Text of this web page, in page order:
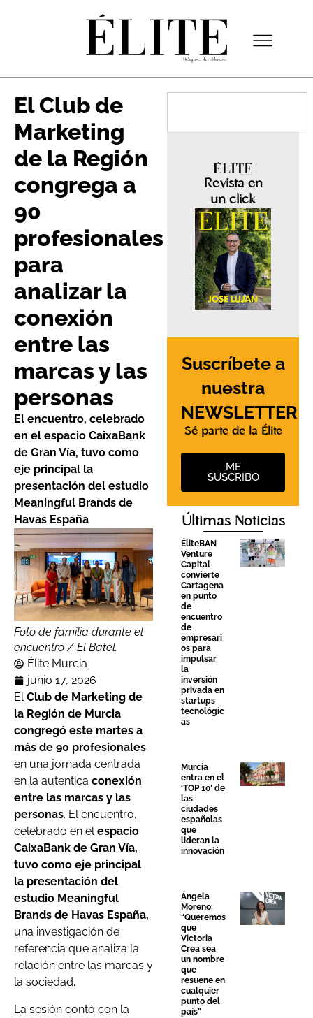
El Club de
Marketing
de la Región
congrega a
90
profesionales
para
analizar la
conexión
entre las
marcas y las
personas
El encuentro, celebrado
en el espacio CaixaBank
de Gran Vía, tuvo como
eje principal la
presentación del estudio
Meaningful Brands de
Havas España
Foto de familia durante el
encuentro / El Batel.
Élite Murcia
junio 17, 2026
ElClub de Marketing de
la Región de Murcia
congregó este martes a
más de 90 profesionales
en una jornada centrada
en la autentica conexión
entre las marcas y las
personas. El encuentro,
celebrado en elespacio
CaixaBank de Gran Vía,
tuvo como eje principal
la presentación del
estudio Meaningful
Brands de Havas España,
una investigación de
referencia que analiza la
relación entre las marcas y
la sociedad.
La sesión contó con la
Revista en
un click
Suscríbete a
nuestra
NEWSLETTER
Sé parte de la Élite
ME
SUSCRIBO
Últimas Noticias
ÉliteBAN
Venture
Capital
convierte
Cartagena
en punto
de
encuentro
de
empresari
os para
impulsar
la
inversión
privada en
startups
tecnológic
as
Murcia
entra en el
‘TOP 10’ de
las
ciudades
españolas
que
lideran la
innovación
Ángela
Moreno:
“Queremos
que
Victoria
Crea sea
un nombre
que
resuene en
cualquier
punto del
país”